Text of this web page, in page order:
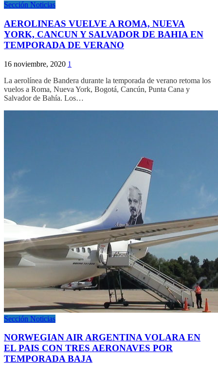
Sección Noticias
AEROLINEAS VUELVE A ROMA, NUEVA
YORK, CANCUN Y SALVADOR DE BAHIA EN
TEMPORADA DE VERANO
16 noviembre, 2020 1
La aerolínea de Bandera durante la temporada de verano retoma los
vuelos a Roma, Nueva York, Bogotá, Cancún, Punta Cana y
Salvador de Bahía. Los…
Sección Noticias
NORWEGIAN AIR ARGENTINA VOLARA EN
EL PAIS CON TRES AERONAVES POR
TEMPORADA BAJA